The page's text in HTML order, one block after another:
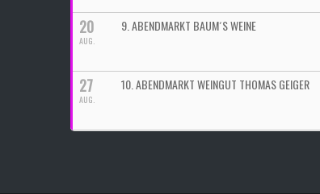
20
AUG.
9. ABENDMARKT BAUM´S WEINE
27
AUG.
10. ABENDMARKT WEINGUT THOMAS GEIGER